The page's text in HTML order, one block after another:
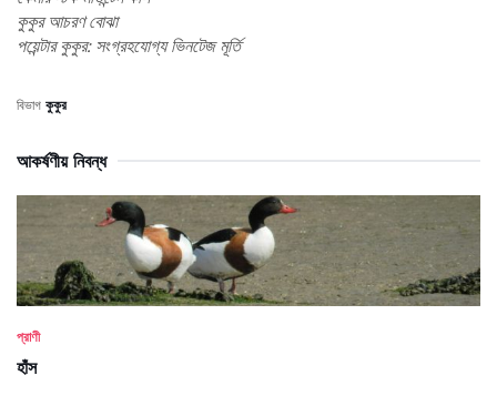
কুকুর আচরণ বোঝা
পয়েন্টার কুকুর: সংগ্রহযোগ্য ভিনটেজ মূর্তি
বিভাগ কুকুর
আকর্ষণীয় নিবন্ধ
প্রাণী
হাঁস